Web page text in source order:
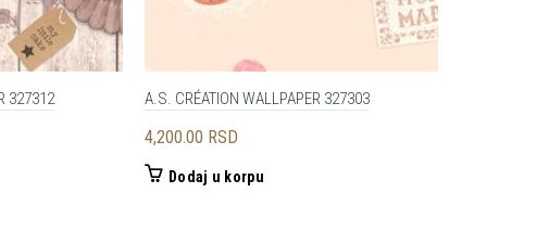
327312 A.S. CRÉATION WALLPAPER 327303
4,200.00 RSD
Dodaj u korpu